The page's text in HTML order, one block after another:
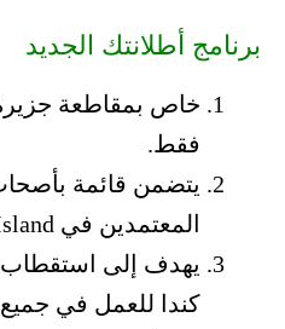
برنامج أطلانتك الجديد
خاص بمقاطعة جزيرة
فقط.
يتضمن قائمة
المعتمدين في Prince Edward Island.
يهدف إلى
كندا للعمل في